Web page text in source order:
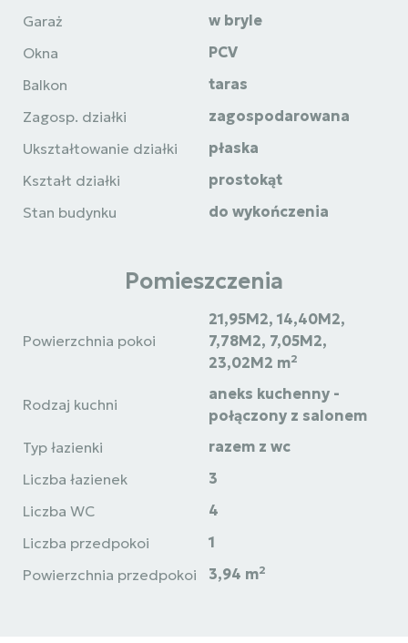
Garaż
w bryle
Okna
PCV
Balkon
taras
Zagosp. działki
zagospodarowana
Ukształtowanie działki
płaska
Kształt działki
prostokąt
Stan budynku
do wykończenia
Pomieszczenia
Powierzchnia pokoi
21,95M2, 14,40M2,
7,78M2, 7,05M2,
23,02M2 m2
Rodzaj kuchni
aneks kuchenny -
połączony z salonem
Typ łazienki
razem z wc
Liczba łazienek
3
Liczba WC
4
Liczba przedpokoi
1
Powierzchnia przedpokoi
3,94 m2